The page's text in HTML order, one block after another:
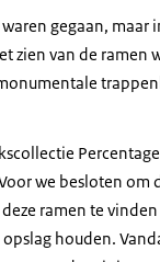
gegaan,
van de ramen
we besloten
ramen te
houden.